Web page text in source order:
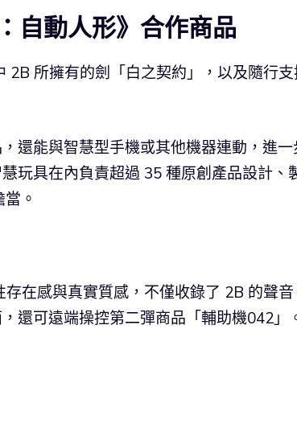
自動人形》合作商品
2B 所擁有的劍「白之契約」，以及隨行
還能與智慧型手機或其他機器連動，進一
玩具在內負責超過 35 種原創產品設計、
。
在感與真實質感，不僅收錄了 2B 的聲
還可遠端操控第二彈商品「輔助機042」